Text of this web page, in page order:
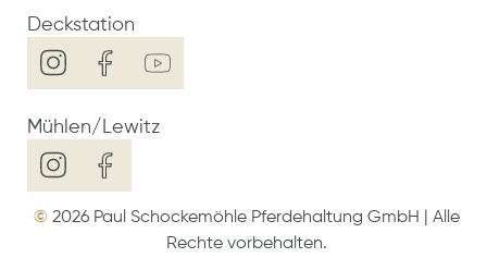
Deckstation
Mühlen/Lewitz
© 2026Paul Schockemöhle Pferdehaltung GmbH | Alle
Rechte vorbehalten.